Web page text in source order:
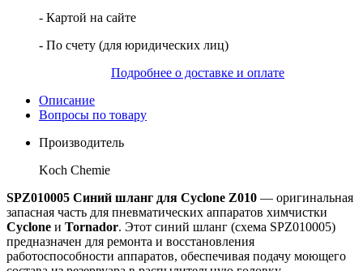
- Картой на сайте
- По счету (для юридических лиц)
Подробнее о доставке и оплате
Описание
Вопросы по товару
Производитель
Koch Chemie
SPZ010005 Синий шланг для Cyclone Z010 — оригинальная
запасная часть для пневматических аппаратов химчистки
Cyclone и Tornador. Этот синий шланг (схема SPZ010005)
предназначен для ремонта и восстановления
работоспособности аппаратов, обеспечивая подачу моющего